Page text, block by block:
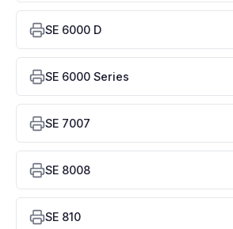
SE 6000 D
SE 6000 Series
SE 7007
SE 8008
SE 810